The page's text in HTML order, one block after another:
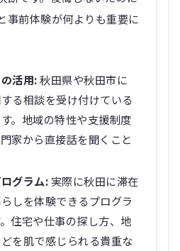
事前体験が何よりも重要に
活用:秋田県や秋田市に
る相談を受け付けている
。地域の特性や支援制度
家から直接話を聞くこと
グラム: 実際に秋田に滞在
しを体験できるプログラ
住宅や仕事の探し方、地
を肌で感じられる貴重な